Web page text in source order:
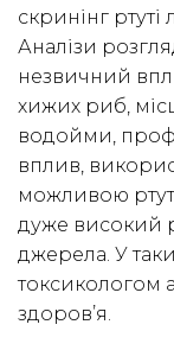
скринінг
Аналізи
незвичний
хижих риб,
водойми,
вплив,
можливою
дуже високий
джерела. У
токсикологом
здоров’я.